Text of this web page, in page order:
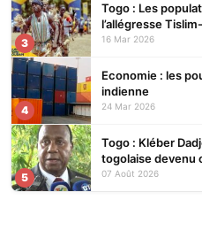
3
Togo : Les
l’allégresse
16 Mar 2026
4
Economie : les
indienne
24 Mar 2026
5
Togo : Kléber
togolaise devenu
ouvrage
07 Août 2026